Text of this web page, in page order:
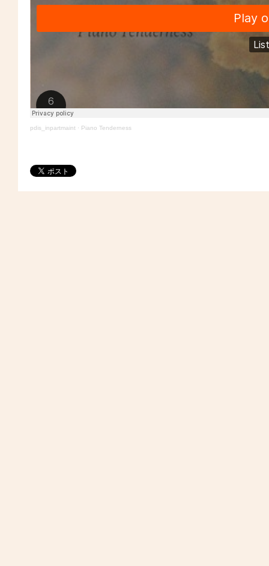
pdis_inpartmaint · Piano Tenderness